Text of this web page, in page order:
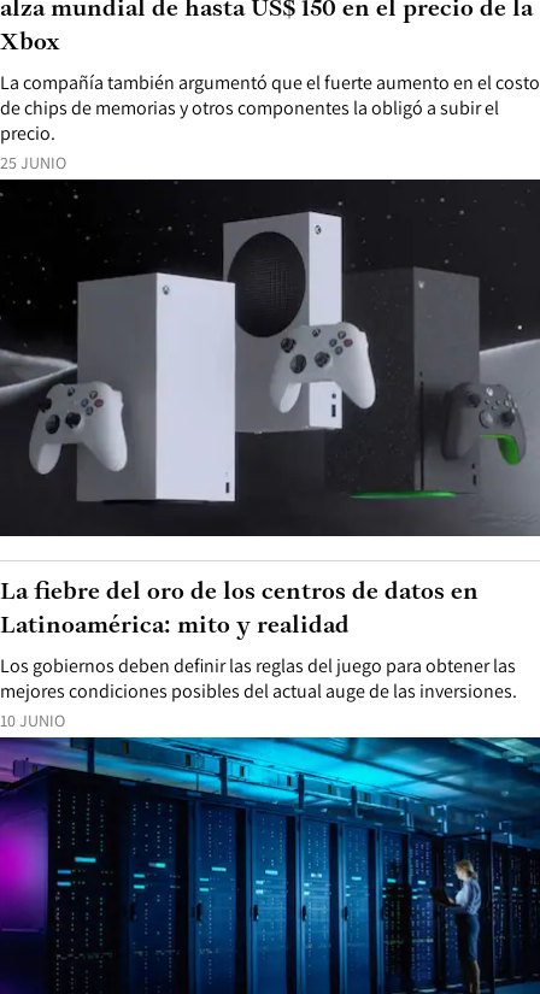
25 JUNIO
La compañía también argumentó que el fuerte aumento en el costo
de chips de memorias y otros componentes la obligó a subir el
precio.
alza mundial de hasta US$ 150 en el precio de la
Xbox
10 JUNIO
Los gobiernos deben definir las reglas del juego para obtener las
mejores condiciones posibles del actual auge de las inversiones.
La fiebre del oro de los centros de datos en
Latinoamérica: mito y realidad